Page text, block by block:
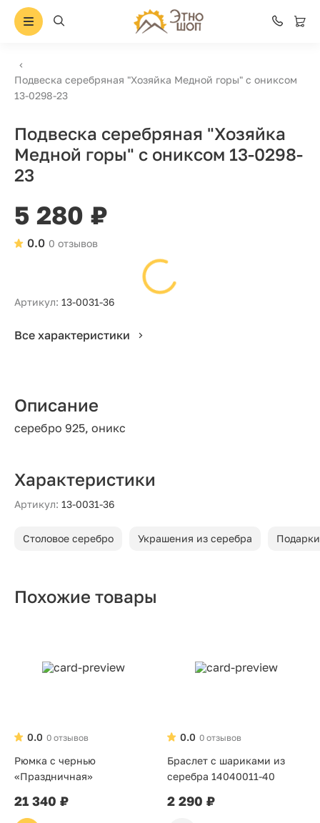
Подвеска серебряная "Хозяйка Медной горы" с ониксом
13-0298-23
Подвеска серебряная "Хозяйка
Медной горы" с ониксом 13-0298-
23
5 280 ₽
0 отзывов
0.0
Артикул: 13-0031-36
Все характеристики
Описание
серебро 925, оникс
Характеристики
Артикул: 13-0031-36
Столовое серебро Украшения из серебра
Похожие товары
0 отзывов
0.0
Рюмка с чернью
«Праздничная»
21 340 ₽
0 отзывов
0.0
Браслет с шариками из
серебра 14040011-40
2 290 ₽